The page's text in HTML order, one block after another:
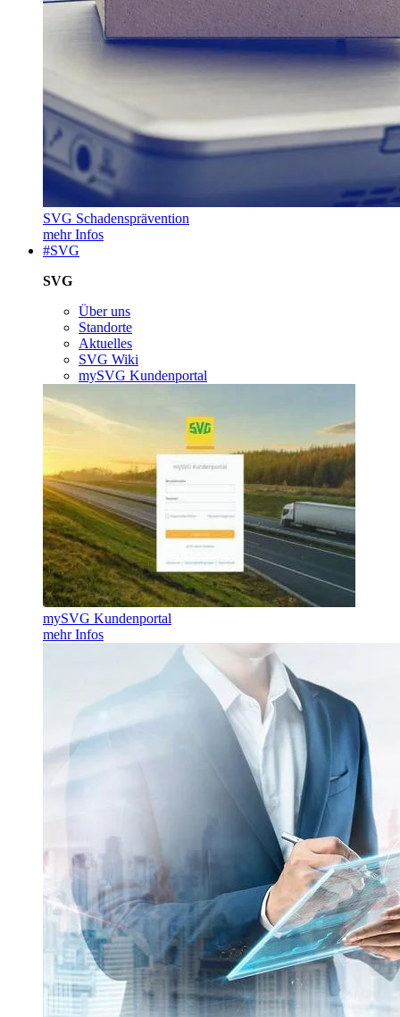
SVG Schadensprävention
mehr Infos
#SVG
SVG
Über uns
Standorte
Aktuelles
SVG Wiki
mySVG Kundenportal
mySVG Kundenportal
mehr Infos